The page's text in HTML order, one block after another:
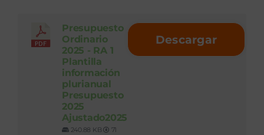
Presupuesto
Ordinario
2025 - RA 1
Plantilla
información
plurianual
Presupuesto
2025
Ajustado2025
240.88 KB
71
Descargar